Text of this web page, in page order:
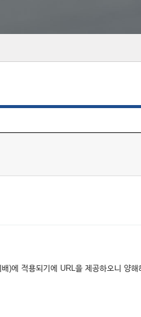
)에 적용되기에 URL을 제공하오니 양해